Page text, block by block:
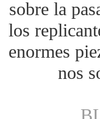
sobre la
los
enormes
nos